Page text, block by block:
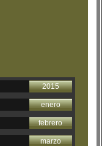
2015
enero
febrero
marzo